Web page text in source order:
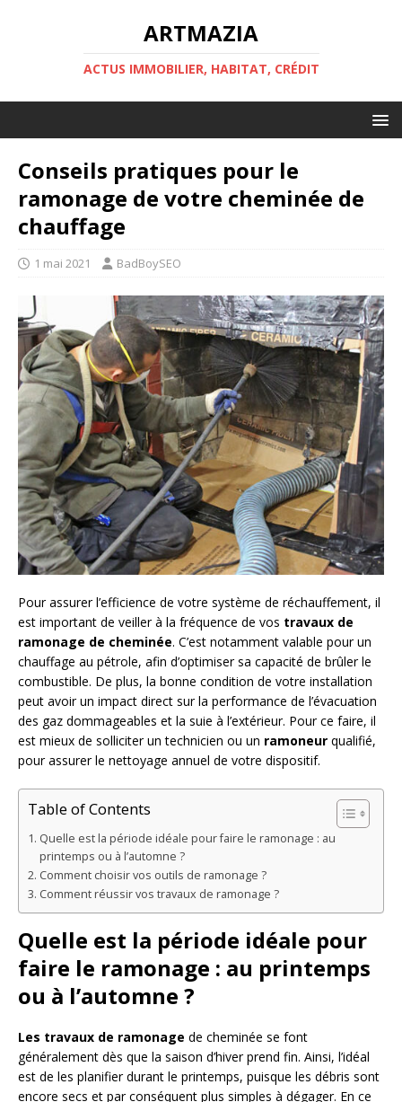
ARTMAZIA
ACTUS IMMOBILIER, HABITAT, CRÉDIT
Conseils pratiques pour le
ramonage de votre cheminée de
chauffage
1 mai 2021 BadBoySEO
Pour assurer l’efficience de votre système de réchauffement, il
est important de veiller à la fréquence de vos travaux de
ramonage de cheminée. C’est notamment valable pour un
chauffage au pétrole, afin d’optimiser sa capacité de brûler le
combustible. De plus, la bonne condition de votre installation
peut avoir un impact direct sur la performance de l’évacuation
des gaz dommageables et la suie à l’extérieur. Pour ce faire, il
est mieux de solliciter un technicien ou un ramoneur qualifié,
pour assurer le nettoyage annuel de votre dispositif.
Table of Contents
Quelle est la période idéale pour faire le ramonage : au
printemps ou à l’automne ?
Comment choisir vos outils de ramonage ?
Comment réussir vos travaux de ramonage ?
Quelle est la période idéale pour
faire le ramonage : au printemps
ou à l’automne ?
Les travaux de ramonage de cheminée se font
généralement dès que la saison d’hiver prend fin. Ainsi, l’idéal
est de les planifier durant le printemps, puisque les débris sont
encore secs et par conséquent plus simples à dégager. En ce